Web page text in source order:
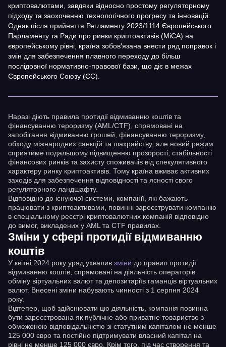
криптовалютами, завдяки відносно простому регуляторному
підходу та заохоченню технологічного прогресу та інновацій.
Однак після прийняття Регламенту 2023/1114 Європейського
Парламенту та Ради про ринки криптоактивів (MiCA) на
європейському рівні, країна зобов'язана внести ряд поправок і
змін для забезпечення плавного переходу до більш
послідовної нормативно-правової бази, що діє в межах
Європейського Союзу (ЄС).
Наразі діють правила протидії відмиванню коштів та
фінансуванню тероризму (AML/CTF), спрямовані на
запобігання відмиванню грошей, фінансуванню тероризму,
обходу міжнародних санкцій та шахрайству, але новий режим
сприятиме подальшому підвищенню прозорості, стабільності
фінансових ринків та захисту споживачів від спекулятивного
характеру ринку криптоактивів. Тому країна вживає активних
заходів для забезпечення відповідності та ясності свого
регуляторного ландшафту.
Відповідно до існуючої системи, компанії, які бажають
працювати з криптоактивами, повинні зареєструвати компанію
в спеціальному реєстрі криптовалютних компаній відповідно
до вимог, викладених у AML та CTF правилах.
Зміни у сфері протидії відмиванню
коштів
У квітні 2024 року уряд ухвалив зміни до правил протидії
відмиванню коштів, спрямовані на діяльність операторів
обміну віртуальних валют та депозитаріїв гаманців віртуальних
валют. Внесені зміни набувають чинності з 1 серпня 2024
року.
Відтепер, щоб здійснювати цю діяльність, компанія повинна
бути зареєстрована як публічне або приватне товариство з
обмеженою відповідальністю зі статутним капіталом не менше
125 000 євро та постійно підтримувати власний капітал на
рівні не менше 125 000 євро. Крім того, під час створення та